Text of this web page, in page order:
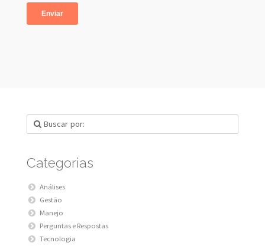
Categorias
Análises
Gestão
Manejo
Perguntas e Respostas
Tecnologia